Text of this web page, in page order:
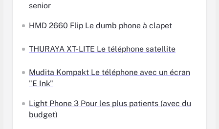
senior
HMD 2660 Flip Le dumb phone à clapet
THURAYA XT-LITE Le téléphone satellite
Mudita Kompakt Le téléphone avec un écran
"E Ink"
Light Phone 3 Pour les plus patients (avec du
budget)